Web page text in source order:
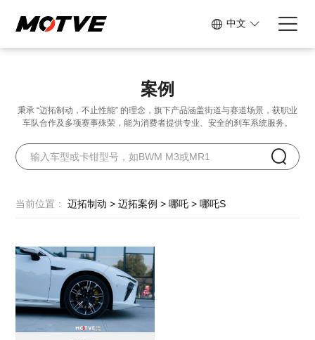
中文
案例
秉承 “迈拓制动，不止性能” 的理念，旗下产品涵盖街道与赛道场景， 获职业
车队合作及多项赛事殊荣，能为消费者提供专业、安全的刹车系统服务。
当前位置：迈拓制动 > 迈拓案例 > 哪吒 > 哪吒S